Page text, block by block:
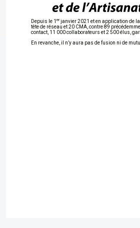
Depuis le 1 er janvier 2021 et en application de
tête de réseau et 20 CMA, contre 89
contact, 11 000 collaborateurs et 2 500 élus,
En revanche, il n’y aura pas de fusion ni de